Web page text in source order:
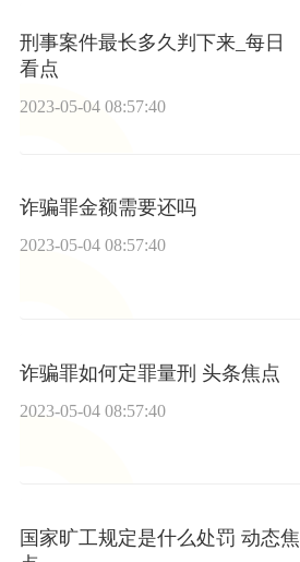
刑事案件最长多久判下来_每日
看点
2023-05-04 08:57:40
诈骗罪金额需要还吗
2023-05-04 08:57:40
诈骗罪如何定罪量刑 头条焦点
2023-05-04 08:57:40
国家旷工规定是什么处罚 动态焦